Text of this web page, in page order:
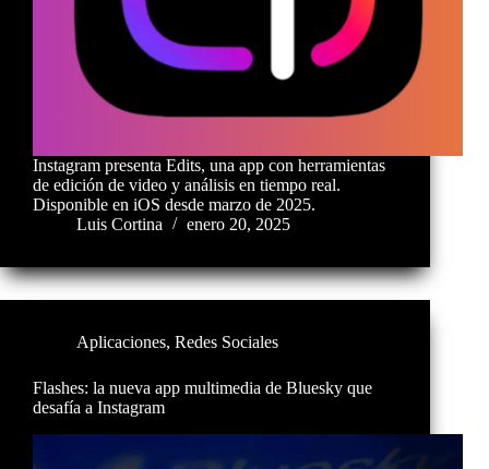
Instagram presenta Edits, una app con herramientas
de edición de video y análisis en tiempo real.
Disponible en iOS desde marzo de 2025.
Luis Cortina
enero 20, 2025
Aplicaciones, Redes Sociales
Flashes: la nueva app multimedia de Bluesky que
desafía a Instagram